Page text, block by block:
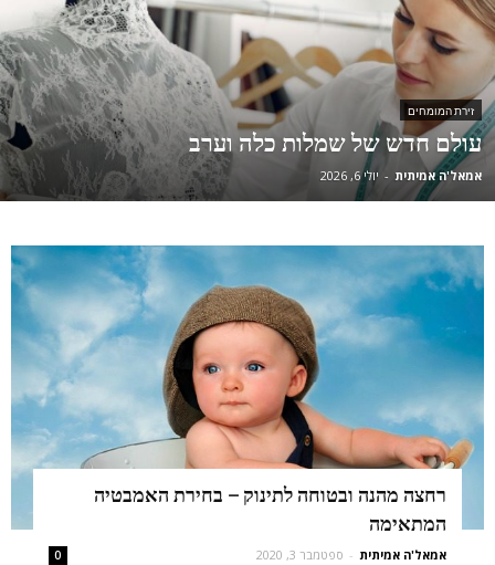
זירת המומחים
עולם חדש של שמלות כלה וערב
אמאל'ה אמיתית - יולי 6, 2026
רחצה מהנה ובטוחה לתינוק – בחירת האמבטיה
המתאימה
אמאל'ה אמיתית - ספטמבר 3, 2020 0